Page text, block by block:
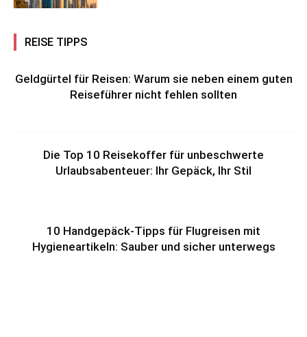
REISE TIPPS
Geldgürtel für Reisen: Warum sie neben einem guten
Reiseführer nicht fehlen sollten
Die Top 10 Reisekoffer für unbeschwerte
Urlaubsabenteuer: Ihr Gepäck, Ihr Stil
10 Handgepäck-Tipps für Flugreisen mit
Hygieneartikeln: Sauber und sicher unterwegs